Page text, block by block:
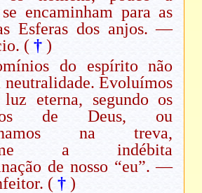
encaminham para as
Esferas dos anjos. —
(† )
do espírito não
neutralidade. Evoluímos
eterna, segundo os
de Deus, ou
na treva,
a indébita
de nosso “eu”. —
(† )